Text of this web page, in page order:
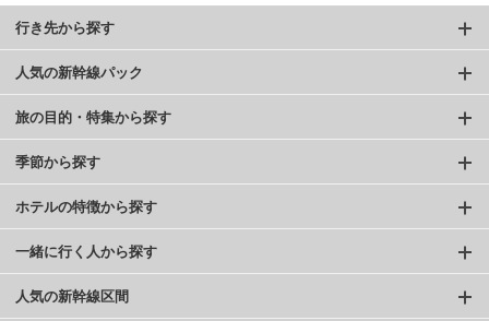
行き先から探す
人気の新幹線パック
旅の目的・特集から探す
季節から探す
ホテルの特徴から探す
一緒に行く人から探す
人気の新幹線区間